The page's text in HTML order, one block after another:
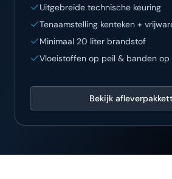
Uitgebreide technische keuring
Tenaamstelling kenteken +
Minimaal 20 liter brandstof
Vloeistoffen op peil & banden op
Bekijk